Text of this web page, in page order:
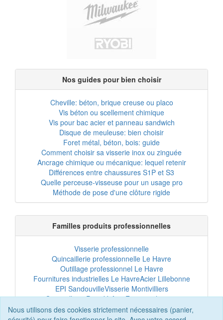
Nous utilisons des cookies strictement nécessaires (panier,
Nos guides pour bien choisir
Cheville: béton, brique creuse ou placo
Vis béton ou scellement chimique
Vis pour bac acier et panneau sandwich
Disque de meuleuse: bien choisir
Foret métal, béton, bois: guide
Comment choisir sa visserie inox ou zinguée
Ancrage chimique ou mécanique: lequel retenir
Différences entre chaussures S1P et S3
Quelle perceuse-visseuse pour un usage pro
Méthode de pose d'une clôture rigide
Familles produits professionnelles
Visserie professionnelle
Quincaillerie professionnelle Le Havre
Outillage professionnel Le Havre
Fournitures industrielles Le HavreAcier Lillebonne
EPI SandouvilleVisserie Montivilliers
Quincaillerie Port-JérômeFixation chantier
EPI professionnelOutillage maintenance